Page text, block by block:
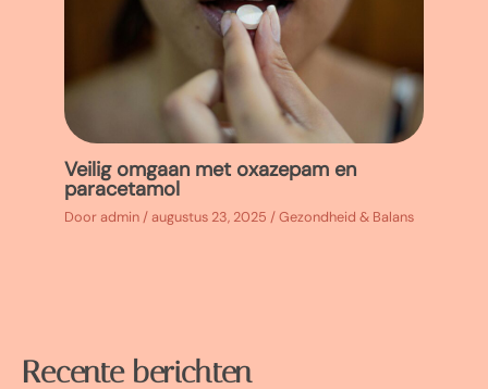
Veilig omgaan met oxazepam en
paracetamol
Dooradmin /augustus 23, 2025 /Gezondheid & Balans
Recente berichten